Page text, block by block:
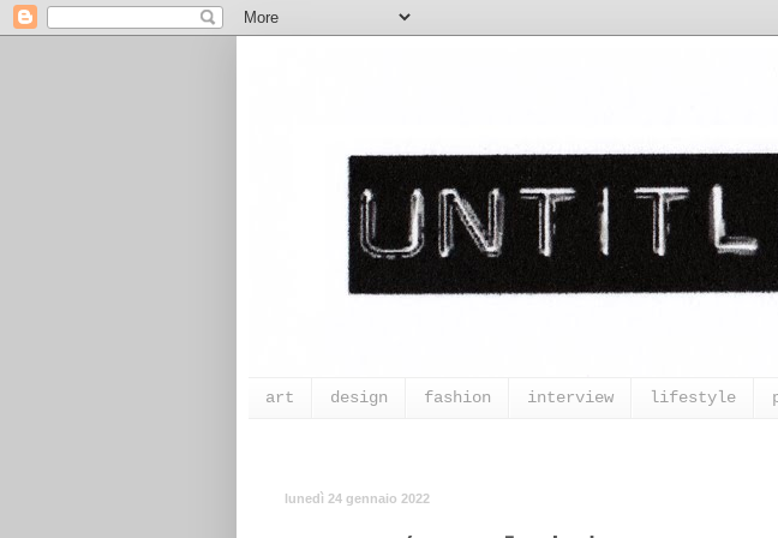
art design fashion interview lifestyle
lunedì 24 gennaio 2022